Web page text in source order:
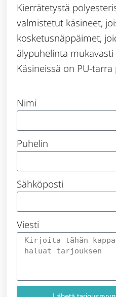
Kierrätetystä
valmistetut käsineet,
kosketusnäppäimet,
älypuhelinta
Käsineissä on PU-
Nimi
Puhelin
Sähköposti
Viesti